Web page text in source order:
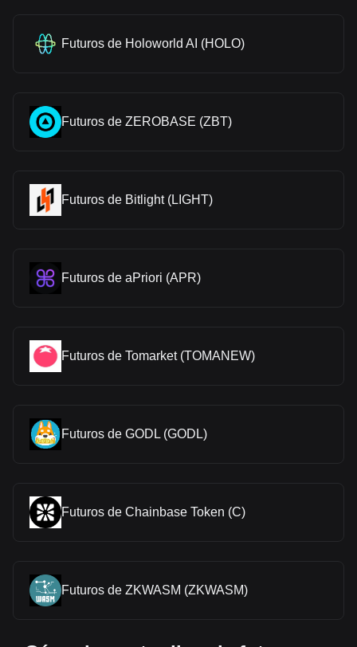
Futuros de Holoworld AI (HOLO)
Futuros de ZEROBASE (ZBT)
Futuros de Bitlight (LIGHT)
Futuros de aPriori (APR)
Futuros de Tomarket (TOMANEW)
Futuros de GODL (GODL)
Futuros de Chainbase Token (C)
Futuros de ZKWASM (ZKWASM)